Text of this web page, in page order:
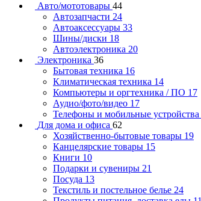
Авто/мототовары 44
Автозапчасти 24
Автоаксессуары 33
Шины/диски 18
Автоэлектроника 20
Электроника 36
Бытовая техника 16
Климатическая техника 14
Компьютеры и оргтехника / ПО 17
Аудио/фото/видео 17
Телефоны и мобильные устройства
Для дома и офиса 62
Хозяйственно-бытовые товары 19
Канцелярские товары 15
Книги 10
Подарки и сувениры 21
Посуда 13
Текстиль и постельное белье 24